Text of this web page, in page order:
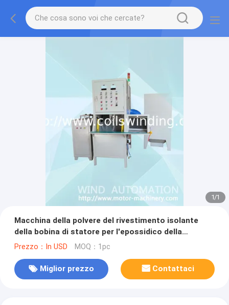
1/1
Macchina della polvere del rivestimento isolante
della bobina di statore per l'epossidico della
macchina utensile che ricopre WIND-SCPC
Prezzo：In USD MOQ：1pc
Miglior prezzo Contattaci